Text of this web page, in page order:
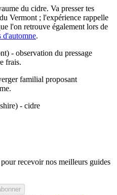
du cidre. Va presser tes
Vermont ; l'expérience rappelle
l'on retrouve également lors de
d'automne.
- observation du pressage
frais.
familial proposant
- cidre
recevoir nos meilleurs guides